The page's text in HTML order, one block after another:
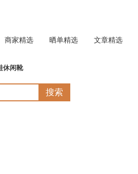
商家精选 晒单精选 文章精选
休闲靴
搜索